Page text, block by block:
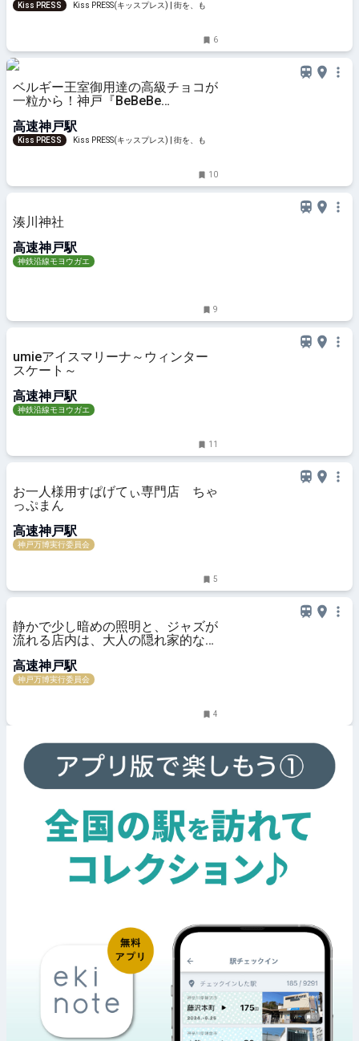
Kiss PRESS
Kiss PRESS(キッスプレス) | 街を、もっ
6
ベルギー王室御用達の高級チョコが
一粒から！神戸『BeBeBe
高速神戸駅
Kiss PRESS
Kiss PRESS(キッスプレス) | 街を、もっ
10
湊川神社
高速神戸駅
神鉄沿線モヨウガエ
9
umieアイスマリーナ～ウィンター
スケート～
高速神戸駅
神鉄沿線モヨウガエ
11
お一人様用すぱげてぃ専門店 ちゃ
っぷまん
高速神戸駅
神戸万博実行委員会
5
静かで少し暗めの照明と、ジャズが
流れる店内は、大人の隠れ家的な雰
高速神戸駅
神戸万博実行委員会
4